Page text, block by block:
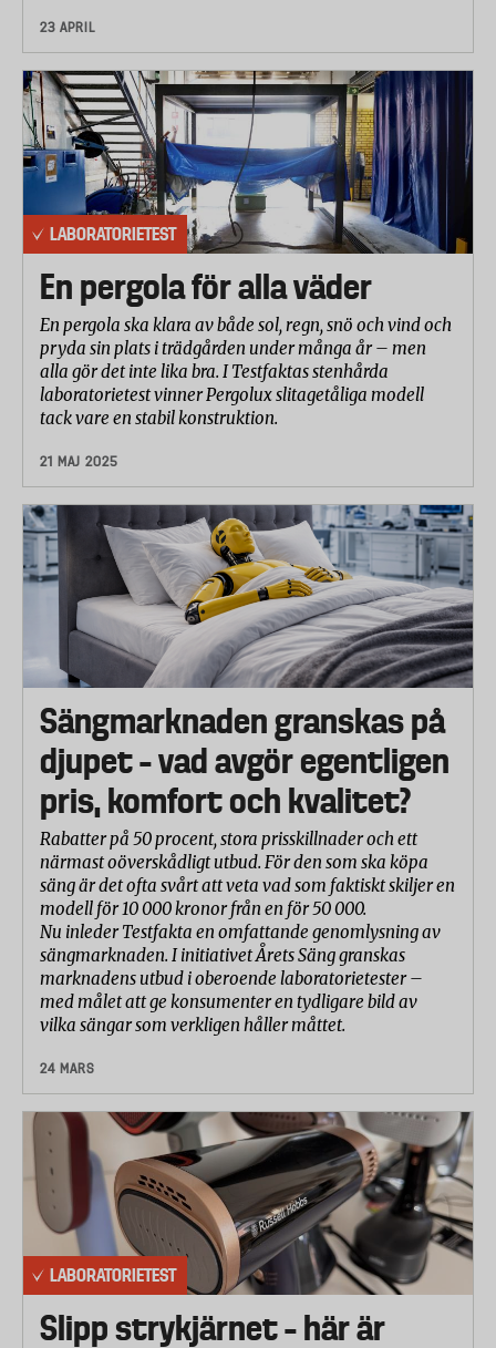
23 APRIL
LABORATORIETEST
En pergola för alla väder
En pergola ska klara av både sol, regn, snö och vind och
pryda sin plats i trädgården under många år – men
alla gör det inte lika bra. I Testfaktas stenhårda
laboratorietest vinner Pergolux slitagetåliga modell
tack vare en stabil konstruktion.
21 MAJ 2025
Sängmarknaden granskas på
djupet – vad avgör egentligen
pris, komfort och kvalitet?
Rabatter på 50 procent, stora prisskillnader och ett
närmast oöverskådligt utbud. För den som ska köpa
säng är det ofta svårt att veta vad som faktiskt skiljer en
modell för 10 000 kronor från en för 50 000.
Nu inleder Testfakta en omfattande genomlysning av
sängmarknaden. I initiativet Årets Säng granskas
marknadens utbud i oberoende laboratorietester –
med målet att ge konsumenter en tydligare bild av
vilka sängar som verkligen håller måttet.
24 MARS
LABORATORIETEST
Slipp strykjärnet – här är